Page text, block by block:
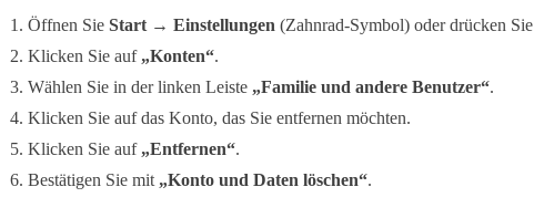
Öffnen Sie Start → Einstellungen (Zahnrad-Symbol) oder drücken Sie
Klicken Sie auf „Konten“.
Wählen Sie in der linken Leiste „Familie und andere Benutzer“.
Klicken Sie auf das Konto, das Sie entfernen möchten.
Klicken Sie auf „Entfernen“.
Bestätigen Sie mit „Konto und Daten löschen“.